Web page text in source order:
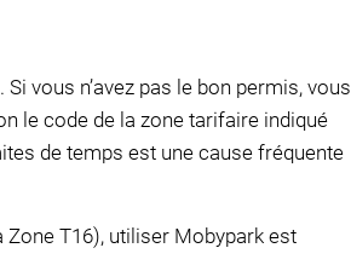
. Si vous n’avez pas le bon permis, vous
le code de la zone tarifaire indiqué
de temps est une cause fréquente
T16), utiliser Mobypark est